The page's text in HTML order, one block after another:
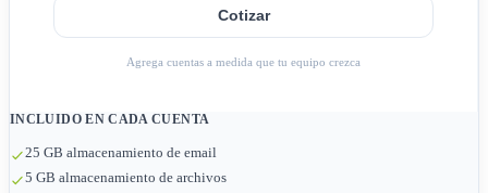
Cotizar
Agrega cuentas a medida que tu equipo crezca
INCLUIDO EN CADA CUENTA
25 GB almacenamiento de email
5 GB almacenamiento de archivos